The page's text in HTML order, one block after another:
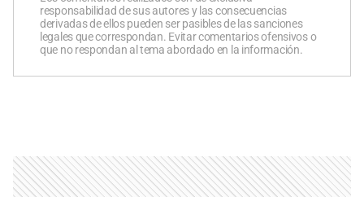
responsabilidad de sus autores y las consecuencias
derivadas de ellos pueden ser pasibles de las sanciones
legales que correspondan. Evitar comentarios ofensivos o
que no respondan al tema abordado en la información.